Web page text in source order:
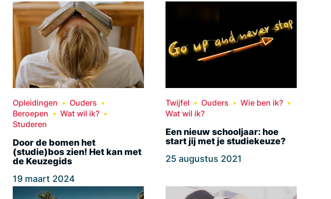
Opleidingen
Ouders
Beroepen
Wat wil ik?
Studeren
Door de bomen het
(studie)bos zien! Het kan met
de Keuzegids
19 maart 2024
Twijfel Ouders
Wie ben ik?
Wat wil ik?
Een nieuw schooljaar: hoe
start jij met je studiekeuze?
25 augustus 2021